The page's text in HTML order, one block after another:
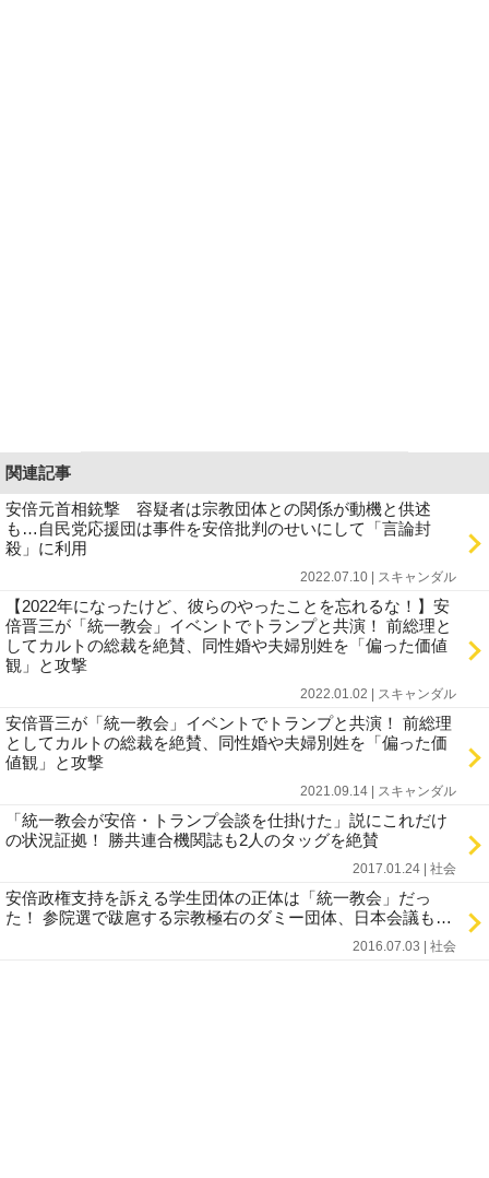
関連記事
安倍元首相銃撃 容疑者は宗教団体との関係が動機と供述
も…自民党応援団は事件を安倍批判のせいにして「言論封
殺」に利用
2022.07.10 | スキャンダル
【2022年になったけど、彼らのやったことを忘れるな！】安
倍晋三が「統一教会」イベントでトランプと共演！ 前総理と
してカルトの総裁を絶賛、同性婚や夫婦別姓を「偏った価値
観」と攻撃
2022.01.02 | スキャンダル
安倍晋三が「統一教会」イベントでトランプと共演！ 前総理
としてカルトの総裁を絶賛、同性婚や夫婦別姓を「偏った価
値観」と攻撃
2021.09.14 | スキャンダル
「統一教会が安倍・トランプ会談を仕掛けた」説にこれだけ
の状況証拠！ 勝共連合機関誌も2人のタッグを絶賛
2017.01.24 | 社会
安倍政権支持を訴える学生団体の正体は「統一教会」だっ
た！ 参院選で跋扈する宗教極右のダミー団体、日本会議も…
2016.07.03 | 社会